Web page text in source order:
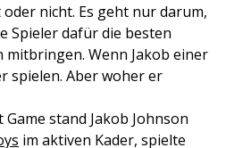
nicht. Es geht nur darum,
Spieler dafür die besten
Wenn Jakob einer
spielen. Aber woher er
stand Jakob Johnson
im aktiven Kader, spielte